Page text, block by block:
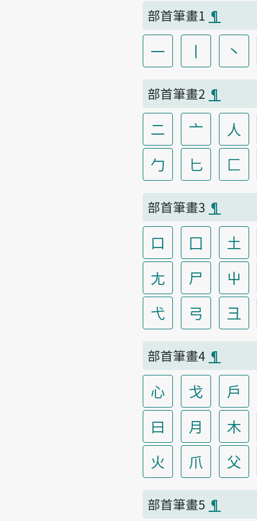
部首筆畫1 ¶
一 丨 丶
部首筆畫2 ¶
二 亠 人
勹
匕 匚
部首筆畫3 ¶
口 囗 土
尢
尸 屮
弋
弓 彐
部首筆畫4 ¶
心 戈 戶
曰
月 木
火
爪 父
部首筆畫5 ¶